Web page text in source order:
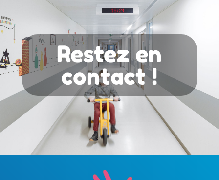
Restez en
contact !